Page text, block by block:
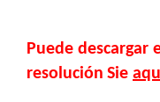
Puede descargar
resolución Sie